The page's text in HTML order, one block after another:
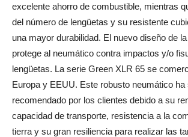
excelente ahorro de combustible, mientras
del número de lengüetas y su resistente
una mayor durabilidad. El nuevo diseño de
protege al neumático contra impactos y/o
lengüetas. La serie Green XLR 65 se
Europa y EEUU. Este robusto neumático ha
recomendado por los clientes debido a su
capacidad de transporte, resistencia a la
tierra y su gran resiliencia para realizar las